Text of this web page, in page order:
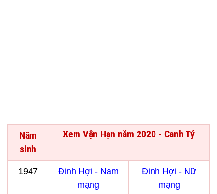
Năm
sinh
Xem Vận Hạn năm 2020 - Canh Tý
1947
Đinh Hợi - Nam
mạng
Đinh Hợi - Nữ
mạng